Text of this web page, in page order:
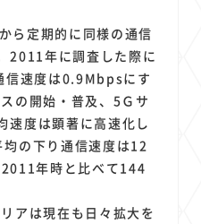
ら定期的に同様の通信
2011年に調査した際に
信速度は0.9Mbpsにす
の開始・普及、5Ｇサ
速度は顕著に高速化し
の下り通信速度は12
年時と比べて144
アは現在も日々拡大を